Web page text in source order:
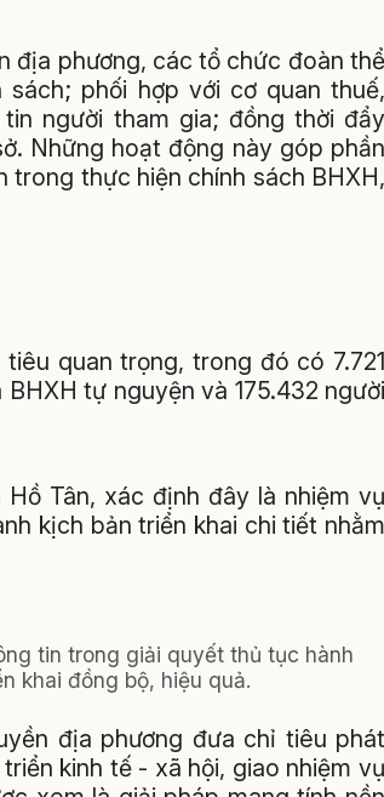
địa phương, các tổ chức đoàn thể
phối hợp với cơ quan thuế,
người tham gia; đồng thời đẩy
Những hoạt động này góp phần
trong thực hiện chính sách BHXH,
quan trọng, trong đó có 7.721
tự nguyện và 175.432 người
Tân, xác định đây là nhiệm vụ
kịch bản triển khai chi tiết nhằm
tin trong giải quyết thủ tục hành
khai đồng bộ, hiệu quả.
địa phương đưa chỉ tiêu phát
kinh tế - xã hội, giao nhiệm vụ